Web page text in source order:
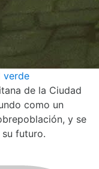
verde
de la Ciudad
como un
y se
futuro.